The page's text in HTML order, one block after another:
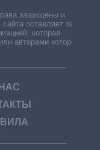
защищены и
оставляет за
которая
авторами которой